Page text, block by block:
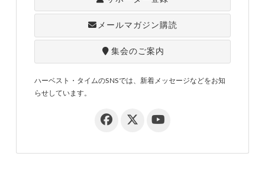
メールマガジン購読
集会のご案内
ハーベスト・タイムのSNSでは、新着メッセージなどをお知
らせしています。